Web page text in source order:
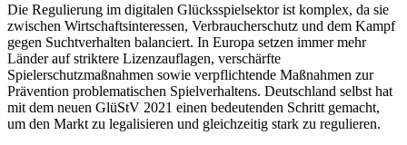
Die Regulierung im digitalen Glücksspielsektor ist komplex, da sie
zwischen Wirtschaftsinteressen, Verbraucherschutz und dem Kampf
gegen Suchtverhalten balanciert. In Europa setzen immer mehr
Länder auf striktere Lizenzauflagen, verschärfte
Spielerschutzmaßnahmen sowie verpflichtende Maßnahmen zur
Prävention problematischen Spielverhaltens. Deutschland selbst hat
mit dem neuen GlüStV 2021 einen bedeutenden Schritt gemacht,
um den Markt zu legalisieren und gleichzeitig stark zu regulieren.